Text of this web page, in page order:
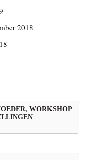
2018
WORKSHOP